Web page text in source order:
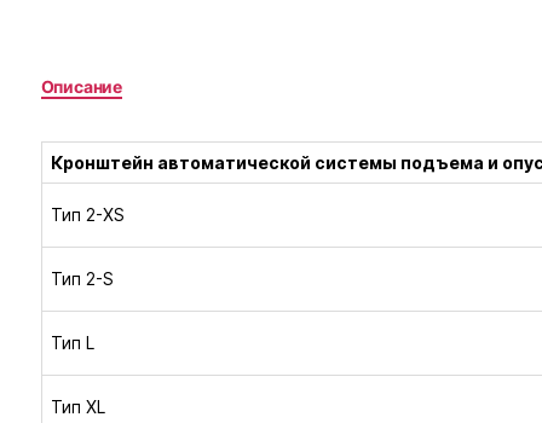
Описание
Кронштейн автоматической системы подъема и
Тип 2-XS
Тип 2-S
Тип L
Тип XL